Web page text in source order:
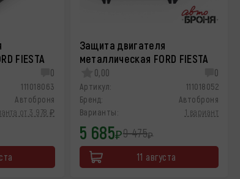
FIESTA
0
111018063
Автоброня
от 3 978 ₽
Защита двигателя
металлическая FORD FIESTA
0,00 0
Артикул:
111018052
Бренд:
Автоброня
Варианты:
1 вариант
5 685₽9 475₽
11 августа